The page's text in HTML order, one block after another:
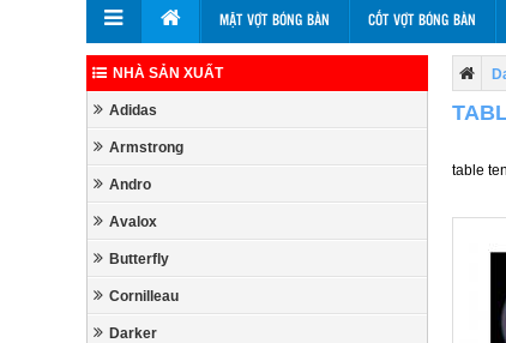
MẶT VỢT BÓNG BÀN CỐT VỢT BÓNG BÀN
NHÀ SẢN XUẤT
Adidas
Armstrong
Andro
Avalox
Butterfly
Cornilleau
Darker
table